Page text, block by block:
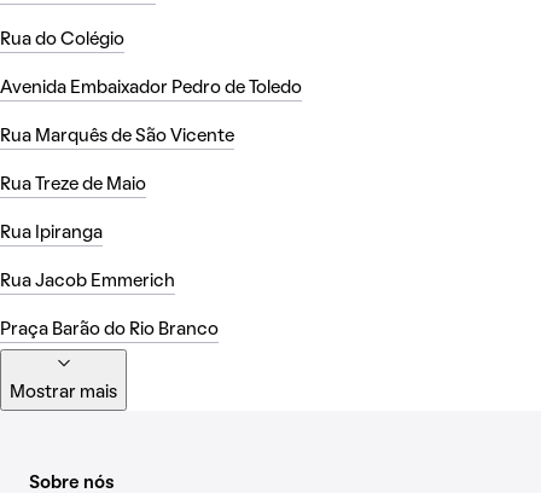
Rua do Colégio
Avenida Embaixador Pedro de Toledo
Rua Marquês de São Vicente
Rua Treze de Maio
Rua Ipiranga
Rua Jacob Emmerich
Praça Barão do Rio Branco
Mostrar mais
Sobre nós